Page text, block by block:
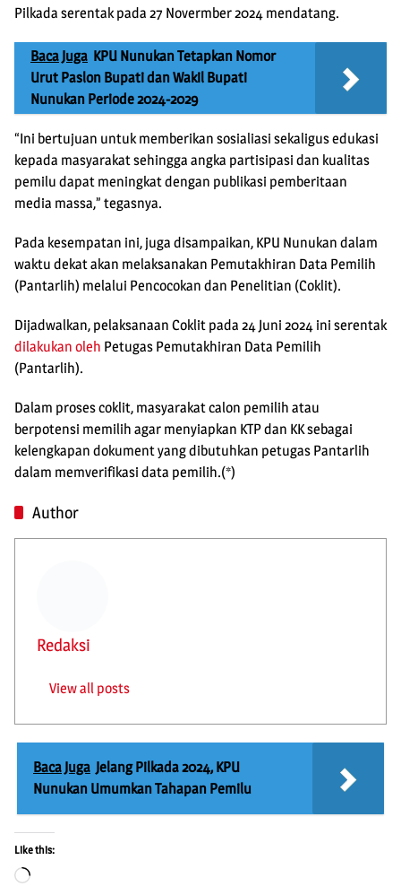
Pilkada serentak pada 27 Novermber 2024 mendatang.
Baca Juga KPU Nunukan Tetapkan Nomor
Urut Paslon Bupati dan Wakil Bupati
Nunukan Periode 2024-2029
“Ini bertujuan untuk memberikan sosialiasi sekaligus edukasi
kepada masyarakat sehingga angka partisipasi dan kualitas
pemilu dapat meningkat dengan publikasi pemberitaan
media massa,” tegasnya.
Pada kesempatan ini, juga disampaikan, KPU Nunukan dalam
waktu dekat akan melaksanakan Pemutakhiran Data Pemilih
(Pantarlih) melalui Pencocokan dan Penelitian (Coklit).
Dijadwalkan, pelaksanaan Coklit pada 24 Juni 2024 ini serentak
dilakukan oleh Petugas Pemutakhiran Data Pemilih
(Pantarlih).
Dalam proses coklit, masyarakat calon pemilih atau
berpotensi memilih agar menyiapkan KTP dan KK sebagai
kelengkapan dokument yang dibutuhkan petugas Pantarlih
dalam memverifikasi data pemilih.(*)
Author
Redaksi
View all posts
Baca Juga Jelang Pilkada 2024, KPU
Nunukan Umumkan Tahapan Pemilu
Like this:
Loading…